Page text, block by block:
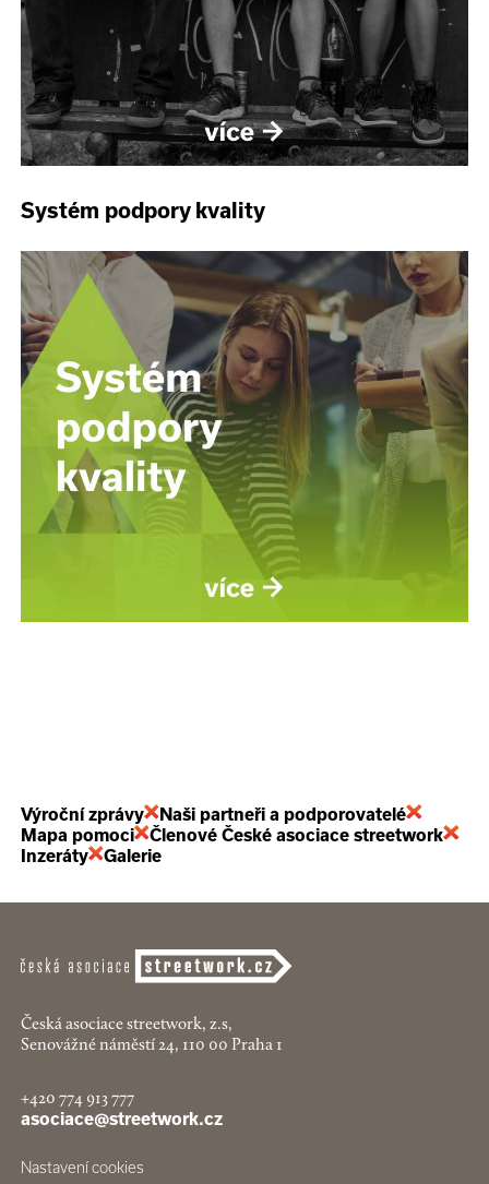
Systém podpory kvality
Výroční zprávy
Naši partneři a podporovatelé
Mapa pomoci
Členové České asociace streetwork
Inzeráty
Galerie
Česká asociace streetwork, z.s,
Senovážné náměstí 24, 110 00 Praha 1
+420 774 913 777
asociace@streetwork.cz
Nastavení cookies